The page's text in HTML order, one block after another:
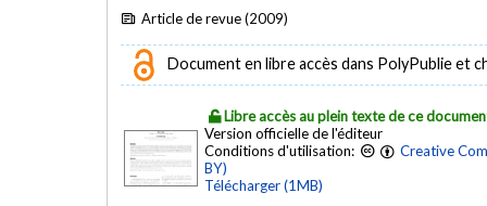
Article de revue (2009)
Document en libre accès dans PolyPublie et
Libre accès au plein texte de ce
Version officielle de l'éditeur
Conditions d'utilisation:
Creative
BY)
Télécharger (1MB)